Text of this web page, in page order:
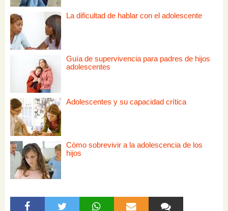
La dificultad de hablar con el adolescente
Guía de supervivencia para padres de hijos
adolescentes
Adolescentes y su capacidad crítica
Cómo sobrevivir a la adolescencia de los
hijos